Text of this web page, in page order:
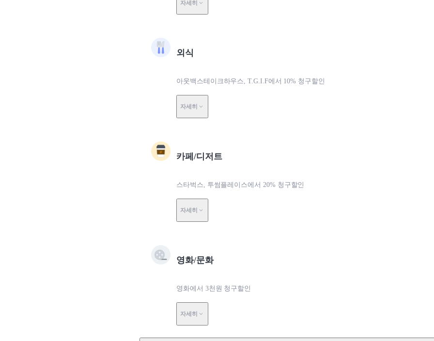
자세히
외식
아웃백스테이크하우스, T.G.I.F에서 10% 청구할인
자세히
카페/디저트
스타벅스, 투썸플레이스에서 20% 청구할인
자세히
영화/문화
영화에서 3천원 청구할인
자세히